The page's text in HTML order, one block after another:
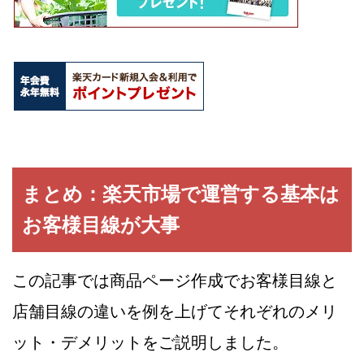
まとめ：楽天市場で運営する基本は
お客様目線が大事
この記事では商品ページ作成でお客様目線と
店舗目線の違いを例を上げてそれぞれのメリ
ット・デメリットをご説明しました。